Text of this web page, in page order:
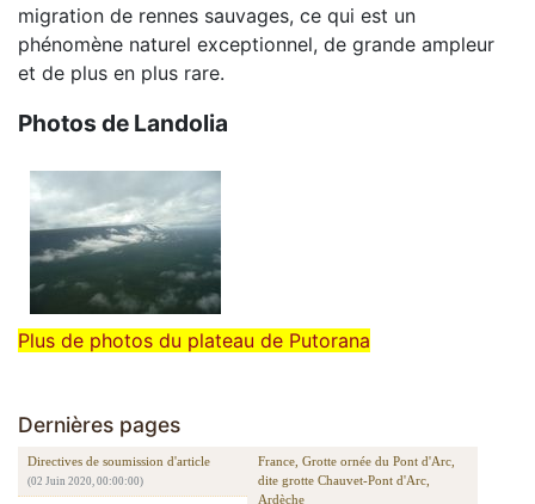
migration de rennes sauvages, ce qui est un
phénomène naturel exceptionnel, de grande ampleur
et de plus en plus rare.
Photos de Landolia
Plus de photos du plateau de Putorana
Dernières pages
Directives de soumission d'article
(02 Juin 2020, 00:00:00)
France, Grotte ornée du Pont d'Arc,
dite grotte Chauvet-Pont d'Arc,
Ardèche